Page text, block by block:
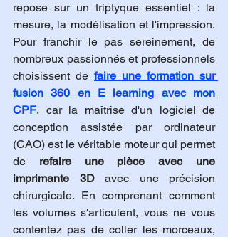
repose sur un triptyque essentiel : la
mesure, la modélisation et l'impression.
Pour franchir le pas sereinement, de
nombreux passionnés et professionnels
choisissent de faire une formation sur
fusion 360 en E learning avec mon
CPF, car la maîtrise d'un logiciel de
conception assistée par ordinateur
(CAO) est le véritable moteur qui permet
de refaire une pièce avec une
imprimante 3D avec une précision
chirurgicale. En comprenant comment
les volumes s'articulent, vous ne vous
contentez pas de coller les morceaux,